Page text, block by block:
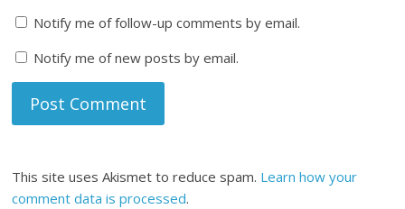
Notify me of follow-up comments by email.
Notify me of new posts by email.
This site uses Akismet to reduce spam. Learn how your
comment data is processed.